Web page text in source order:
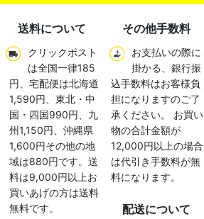
送料について
クリックポスト
は全国一律185
円、宅配便は北海道
1,590円、東北・中
国・四国990円、九
州1,150円、沖縄県
1,600円その他の地
域は880円です。送
料は9,000円以上お
買いあげの方は送料
無料です。
その他手数料
お支払いの際に
掛かる、銀行振
込手数料はお客様負
担になりますのご了
承ください。 お買い
物の合計金額が
12,000円以上の場合
は代引き手数料が無
料になります。
配送について